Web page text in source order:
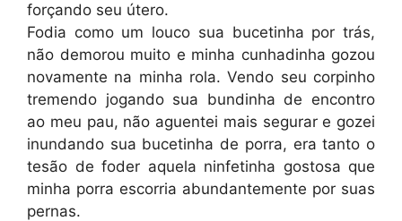
forçando seu útero.
Fodia como um louco sua bucetinha por trás,
não demorou muito e minha cunhadinha gozou
novamente na minha rola. Vendo seu corpinho
tremendo jogando sua bundinha de encontro
ao meu pau, não aguentei mais segurar e gozei
inundando sua bucetinha de porra, era tanto o
tesão de foder aquela ninfetinha gostosa que
minha porra escorria abundantemente por suas
pernas.